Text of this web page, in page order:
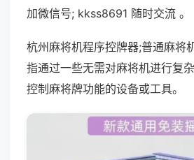
加微信号; kkss8691 随时交流 。
杭州麻将机程序控牌器;普通麻将
指通过一些无需对麻将机进行复
控制麻将牌功能的设备或工具。